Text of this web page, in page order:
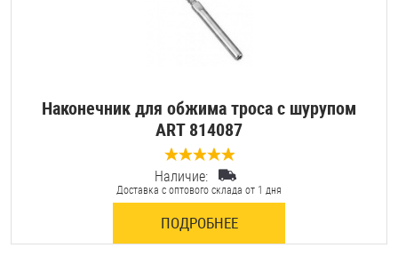
Наконечник для обжима троса с шурупом
ART 814087
0 отзывов
Наличие:
Доставка с оптового склада от 1 дня
ПОДРОБНЕЕ